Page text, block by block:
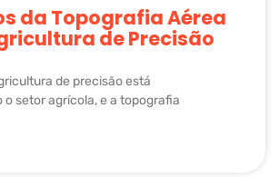
da Topografia Aérea
de Precisão
de precisão está
o setor agrícola, e a topografia